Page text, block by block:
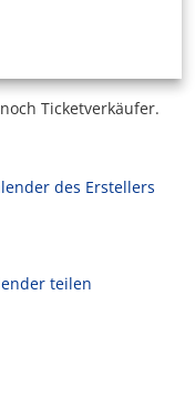
Ticketverkäufer.
des Erstellers
teilen